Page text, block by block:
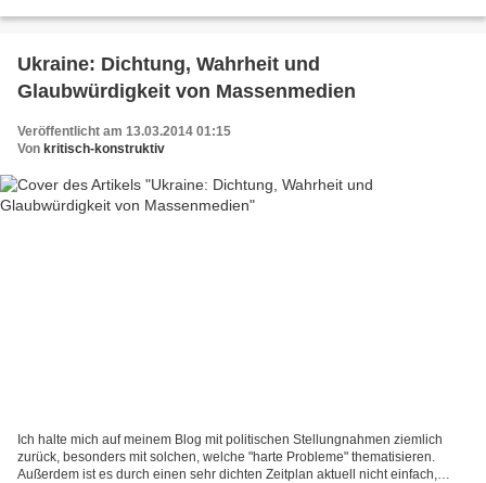
Ukraine: Dichtung, Wahrheit und
Glaubwürdigkeit von Massenmedien
Veröffentlicht am 13.03.2014 01:15
Von kritisch-konstruktiv
Ich halte mich auf meinem Blog mit politischen Stellungnahmen ziemlich
zurück, besonders mit solchen, welche "harte Probleme" thematisieren.
Außerdem ist es durch einen sehr dichten Zeitplan aktuell nicht einfach,